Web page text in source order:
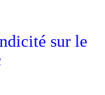
sur le